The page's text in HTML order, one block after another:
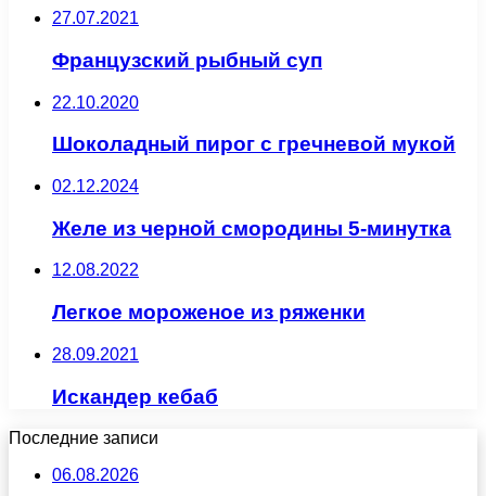
27.07.2021
Французский рыбный суп
22.10.2020
Шоколадный пирог с гречневой мукой
02.12.2024
Желе из черной смородины 5-минутка
12.08.2022
Легкое мороженое из ряженки
28.09.2021
Искандер кебаб
Последние записи
06.08.2026